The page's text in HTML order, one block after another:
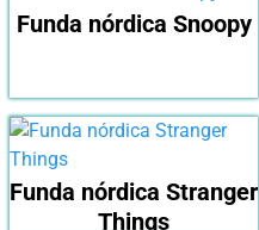
Funda nórdica Snoopy
Funda nórdica Stranger
Things